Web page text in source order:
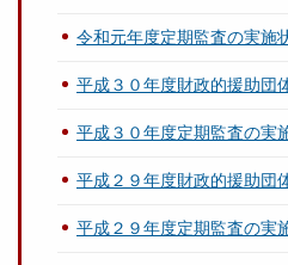
令和元年度定期監査の実施
平成３０年度財政的援助団
平成３０年度定期監査の実
平成２９年度財政的援助団
平成２９年度定期監査の実